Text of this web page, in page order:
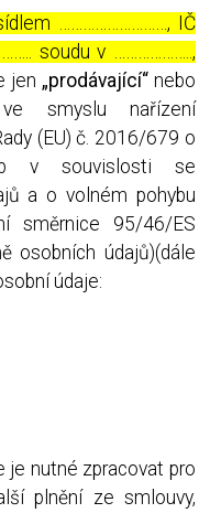
………………………, IČ
soudu v ………………..,
jen „prodávající“nebo
smyslu nařízení
(EU) č. 2016/679 o
v souvislosti se
a o volném pohybu
směrnice 95/46/ES
osobních údajů)(dále
údaje:
je nutné zpracovat pro
plnění ze smlouvy,